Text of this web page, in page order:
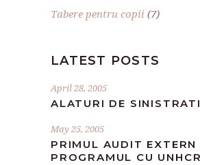
Tabere pentru copii (7)
LATEST POSTS
April 28, 2005
ALATURI DE SINISTRATI
May 25, 2005
PRIMUL AUDIT EXTERN
PROGRAMUL CU UNHCR